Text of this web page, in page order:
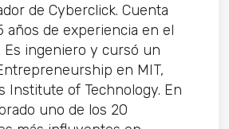
de Cyberclick. Cuenta
años de experiencia en el
Es ingeniero y cursó un
en MIT,
Institute of Technology. En
uno de los 20